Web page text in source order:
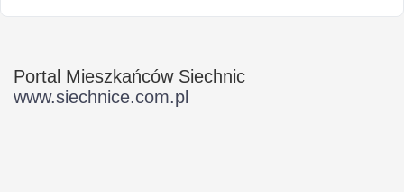
Portal Mieszkańców Siechnic
www.siechnice.com.pl